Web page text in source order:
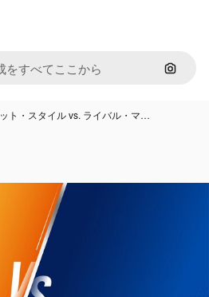
画像で
ト・スタイル vs. ライバル・マ…